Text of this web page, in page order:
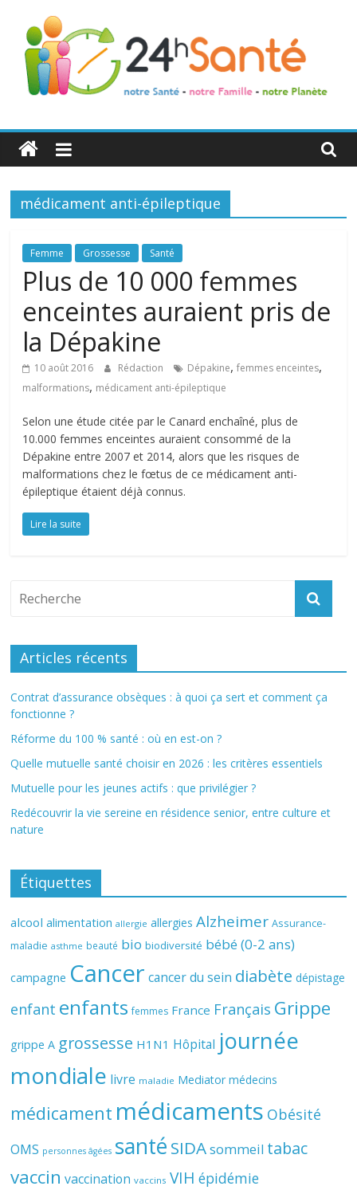
24h
Santé
La
de
toute
famille
médicament anti-épileptique
Femme Grossesse Santé
Plus de 10 000 femmes
enceintes auraient pris de
la Dépakine
10 août 2016 Rédaction Dépakine,femmes enceintes,
malformations, médicament anti-épileptique
Selon une étude citée par le Canard enchaîné, plus de
10.000 femmes enceintes auraient consommé de la
Dépakine entre 2007 et 2014, alors que les risques de
malformations chez le fœtus de ce médicament anti-
épileptique étaient déjà connus.
Lire la suite
Articles récents
Contrat d’assurance obsèques : à quoi ça sert et comment ça
fonctionne ?
Réforme du 100 % santé : où en est-on ?
Quelle mutuelle santé choisir en 2026 : les critères essentiels
Mutuelle pour les jeunes actifs : que privilégier ?
Redécouvrir la vie sereine en résidence senior, entre culture et
nature
Étiquettes
alcool alimentation allergie allergies Alzheimer Assurance-
maladie asthme beauté bio biodiversité bébé (0-2 ans)
campagne Cancer cancer du sein diabète dépistage
enfant enfants femmes France Français Grippe
grippe A grossesse H1N1 Hôpital journée
mondiale livre maladie Mediator médecins
médicament médicaments Obésité
OMS personnes âgées santé SIDAsommeil tabac
vaccin vaccination vaccins VIH épidémie